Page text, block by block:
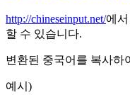
http://chineseinput.net/에
할 수 있습니다.
변환된 중국어를 복사하
예시)